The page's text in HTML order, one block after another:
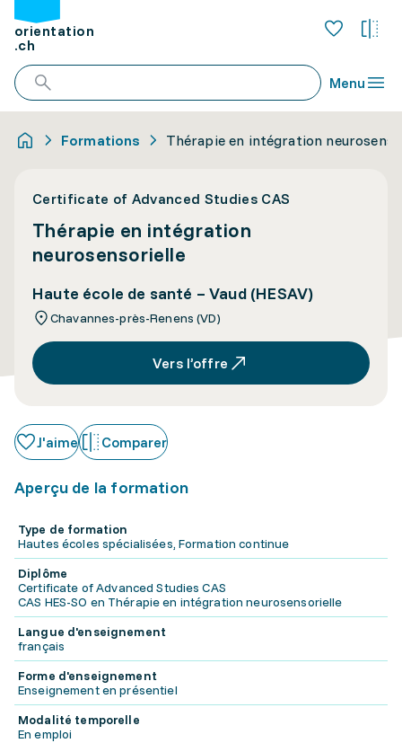
orientation
.ch
Menu
Formations Thérapie en intégration
Certificate of Advanced Studies CAS
Thérapie en intégration
neurosensorielle
Haute école de santé – Vaud (HESAV)
Chavannes-près-Renens (VD)
Vers l’offre
J'aime Comparer
Aperçu de la formation
Type de formation
Hautes écoles spécialisées, Formation continue
Diplôme
Certificate of Advanced Studies CAS
CAS HES-SO en Thérapie en intégration neurosensorielle
Langue d'enseignement
français
Forme d'enseignement
Enseignement en présentiel
Modalité temporelle
En emploi